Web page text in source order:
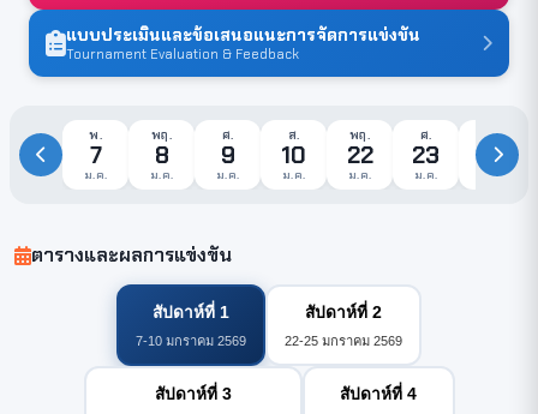
แบบประเมินและข้อเสนอแนะการจัดการแข่งขัน
Tournament Evaluation & Feedback
พ.
7
ม.ค.
พฤ.
8
ม.ค.
ศ.
9
ม.ค.
ส.
10
ม.ค.
พฤ.
22
ม.ค.
ศ.
23
ม.ค.
ส.
24
ม.ค.
ตารางและผลการแข่งขัน
สัปดาห์ที่ 1
7-10 มกราคม 2569
สัปดาห์ที่ 2
22-25 มกราคม 2569
สัปดาห์ที่ 3 สัปดาห์ที่ 4